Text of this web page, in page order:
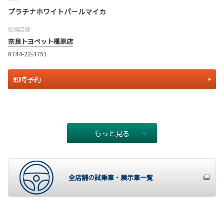
プラチナホワイトパールマイカ
配備店舗
奈良トヨペット橿原店
0744-22-3751
即時予約
もっと見る
全店舗の試乗車・展示車一覧